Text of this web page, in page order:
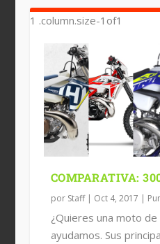
COMPARATIVA:
por Staff| Oct 4, 2017 |
¿Quieres una moto
ayudamos. Sus